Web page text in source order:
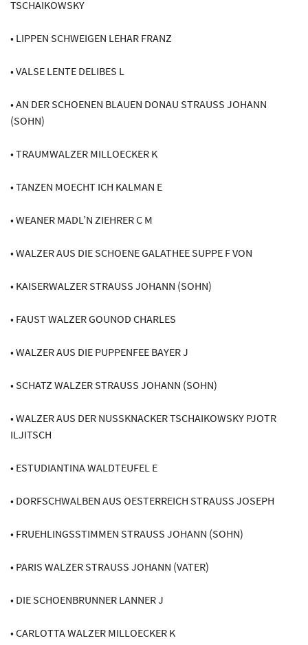
TSCHAIKOWSKY
• LIPPEN SCHWEIGEN LEHAR FRANZ
• VALSE LENTE DELIBES L
• AN DER SCHOENEN BLAUEN DONAU STRAUSS JOHANN
(SOHN)
• TRAUMWALZER MILLOECKER K
• TANZEN MOECHT ICH KALMAN E
• WEANER MADL’N ZIEHRER C M
• WALZER AUS DIE SCHOENE GALATHEE SUPPE F VON
• KAISERWALZER STRAUSS JOHANN (SOHN)
• FAUST WALZER GOUNOD CHARLES
• WALZER AUS DIE PUPPENFEE BAYER J
• SCHATZ WALZER STRAUSS JOHANN (SOHN)
• WALZER AUS DER NUSSKNACKER TSCHAIKOWSKY PJOTR
ILJITSCH
• ESTUDIANTINA WALDTEUFEL E
• DORFSCHWALBEN AUS OESTERREICH STRAUSS JOSEPH
• FRUEHLINGSSTIMMEN STRAUSS JOHANN (SOHN)
• PARIS WALZER STRAUSS JOHANN (VATER)
• DIE SCHOENBRUNNER LANNER J
• CARLOTTA WALZER MILLOECKER K